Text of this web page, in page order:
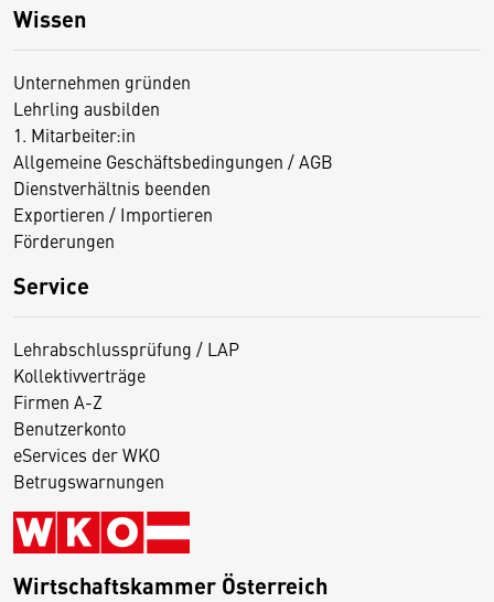
Wissen
Unternehmen gründen
Lehrling ausbilden
1. Mitarbeiter:in
Allgemeine Geschäftsbedingungen / AGB
Dienstverhältnis beenden
Exportieren / Importieren
Förderungen
Service
Lehrabschlussprüfung / LAP
Kollektivverträge
Firmen A-Z
Benutzerkonto
eServices der WKO
Betrugswarnungen
Wirtschaftskammer Österreich